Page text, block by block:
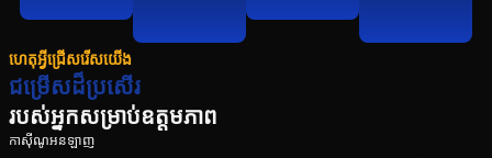
ហេតុអ្វីជ្រើសរើសយើង
ជម្រើសដ៏ប្រសើរ
របស់អ្នកសម្រាប់ឧត្តមភាព
កាស៊ីណូអនឡាញ